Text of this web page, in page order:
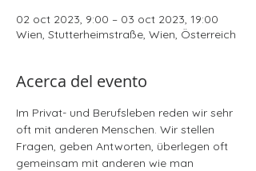
02 oct 2023, 9:00 – 03 oct 2023, 19:00
Wien, Stutterheimstraße, Wien, Österreich
Acerca del evento
Im Privat- und Berufsleben reden wir sehr
oft mit anderen Menschen. Wir stellen
Fragen, geben Antworten, überlegen oft
gemeinsam mit anderen wie man